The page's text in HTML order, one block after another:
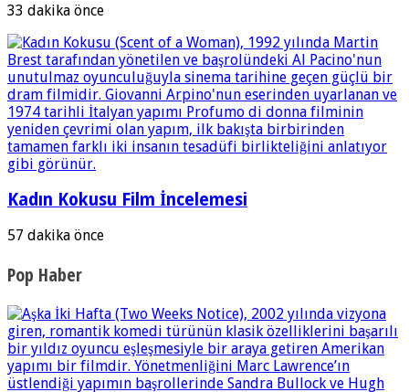
33 dakika önce
Kadın Kokusu Film İncelemesi
57 dakika önce
Pop Haber